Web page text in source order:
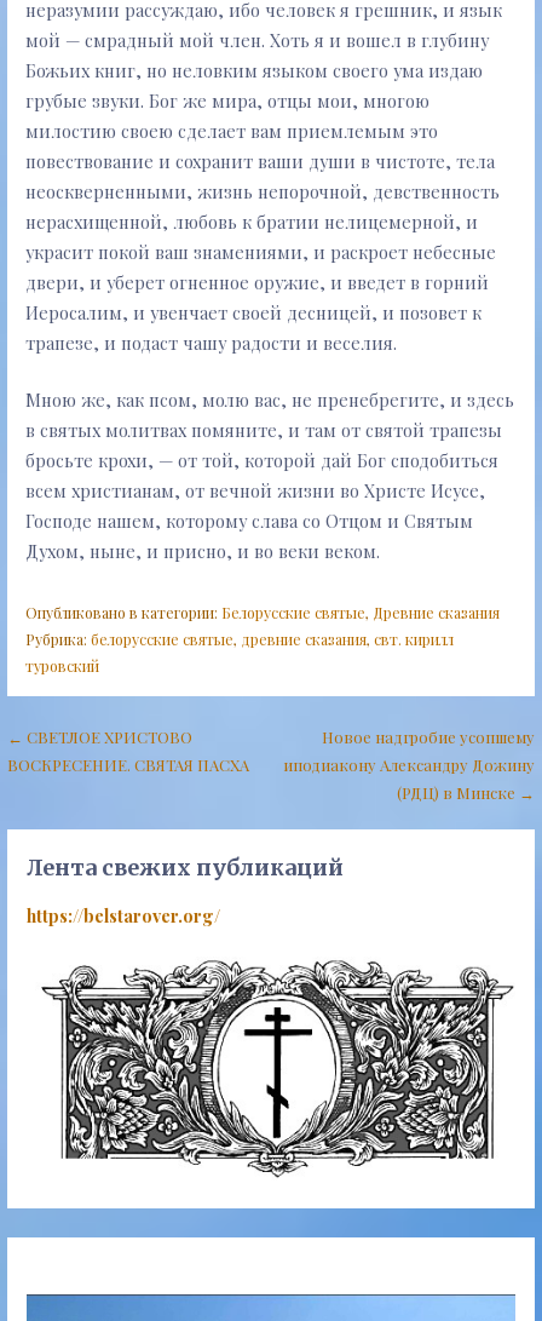
неразумии рассуждаю, ибо человек я грешник, и язык
мой — смрадный мой член. Хоть я и вошел в глубину
Божьих книг, но неловким языком своего ума издаю
грубые звуки. Бог же мира, отцы мои, многою
милостию своею сделает вам приемлемым это
повествование и сохранит ваши души в чистоте, тела
неоскверненными, жизнь непорочной, девственность
нерасхищенной, любовь к братии нелицемерной, и
украсит покой ваш знамениями, и раскроет небесные
двери, и уберет огненное оружие, и введет в горний
Иеросалим, и увенчает своей десницей, и позовет к
трапезе, и подаст чашу радости и веселия.
Мною же, как псом, молю вас, не пренебрегите, и здесь
в святых молитвах помяните, и там от святой трапезы
бросьте крохи, — от той, которой дай Бог сподобиться
всем христианам, от вечной жизни во Христе Исусе,
Господе нашем, которому слава со Отцом и Святым
Духом, ныне, и присно, и во веки веком.
Опубликовано в категории: Белорусские святые, Древние сказания
Рубрика: белорусские святые, древние сказания, свт. кирилл
туровский
Навигация
записям
← СВЕТЛОЕ ХРИСТОВО
ВОСКРЕСЕНИЕ. СВЯТАЯ ПАСХА
Новое надгробие усопшему
иподиакону Александру Дожину
(РДЦ) в Минске →
Лента свежих публикаций
https://belstarover.org/